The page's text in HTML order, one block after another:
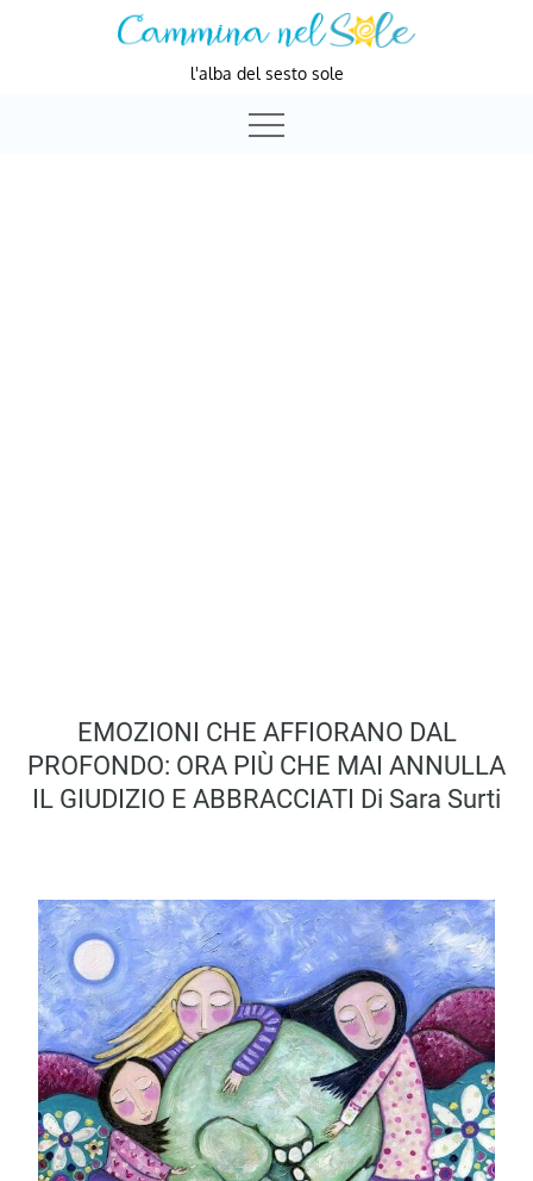
l'alba del sesto sole
EMOZIONI CHE AFFIORANO DAL
PROFONDO: ORA PIÙ CHE MAI ANNULLA
IL GIUDIZIO E ABBRACCIATI Di Sara Surti